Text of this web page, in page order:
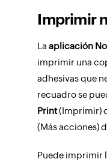
Imprimir
Laaplicación
imprimir una
adhesivas que
recuadro se
Print(Imprimir)
(Más acciones)
Puede imprimir